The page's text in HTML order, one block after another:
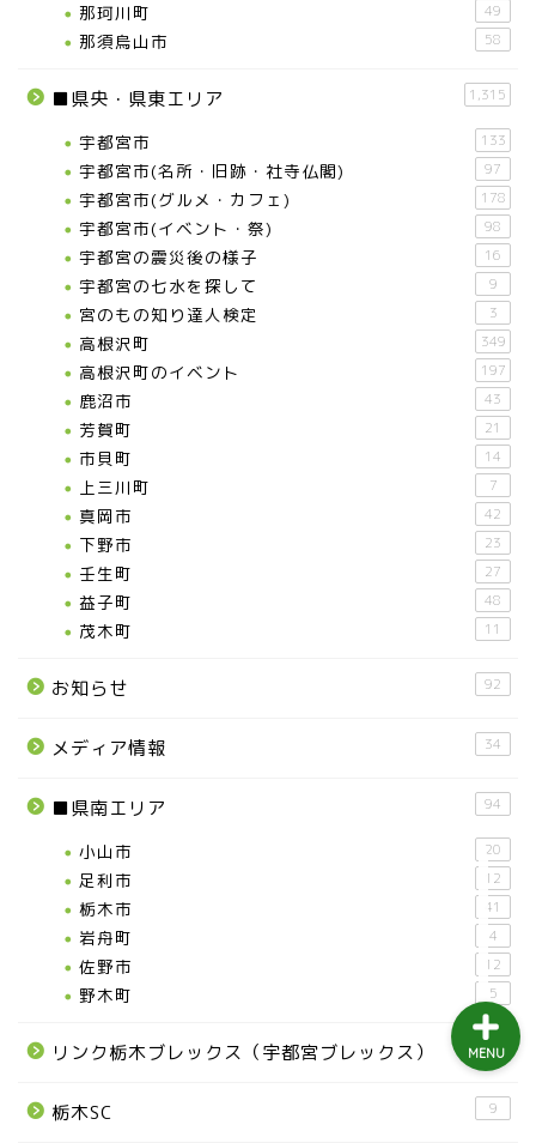
那珂川町 49
那須烏山市 58
■県央・県東エリア 1,315
宇都宮市 133
宇都宮市(名所・旧跡・社寺仏閣) 97
宇都宮市(グルメ・カフェ) 178
宇都宮市(イベント・祭) 98
宇都宮の震災後の様子 16
宇都宮の七水を探して 9
宮のもの知り達人検定 3
高根沢町 349
高根沢町のイベント 197
鹿沼市 43
芳賀町 21
市貝町 14
上三川町 7
真岡市 42
下野市 23
壬生町 27
益子町 48
茂木町 11
お知らせ 92
メディア情報 34
■県南エリア 94
小山市 20
足利市 12
栃木市 41
岩舟町 4
佐野市 12
野木町 5
リンク栃木ブレックス（宇都宮ブレックス） 109
栃木SC 9
MENU